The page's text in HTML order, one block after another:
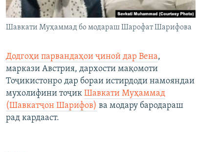
Шавкати Муҳаммад бо модараш Шарофат Шарифова
Додгоҳи парвандаҳои ҷиноӣ дар Вена,
маркази Австрия, дархости мақомоти
Тоҷикистонро дар бораи истирдоди намояндаи
мухолифини тоҷик Шавкати Муҳаммад
(Шавкатҷон Шарифов) ва модару бародараш
рад кардааст.